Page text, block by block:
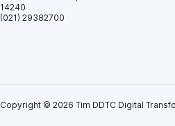
14240
(021) 29382700
Copyright © 2026 Tim DDTC Digital